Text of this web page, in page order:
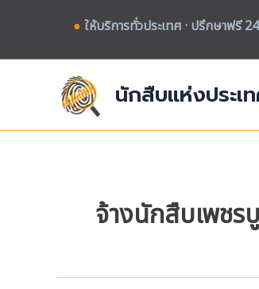
● ให้บริการทั่วประเทศ · ปรึกษาฟรี
นักสืบแห่งประเ
จ้างนักสืบเพชร